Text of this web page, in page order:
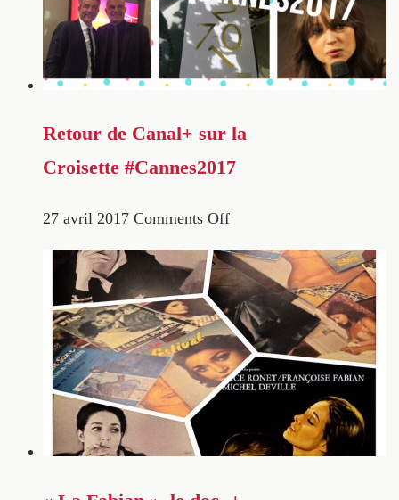
Retour de Canal+ sur la
Croisette #Cannes2017
27 avril 2017 Comments Off